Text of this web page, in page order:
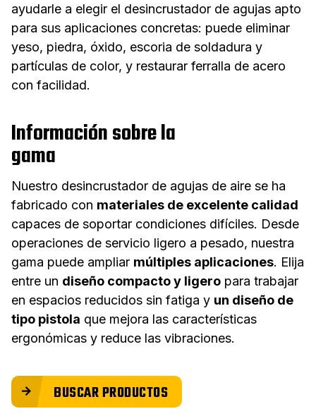
ayudarle a elegir el desincrustador de agujas apto
para sus aplicaciones concretas: puede eliminar
yeso, piedra, óxido, escoria de soldadura y
partículas de color, y restaurar ferralla de acero
con facilidad.
Información sobre la
gama
Nuestro desincrustador de agujas de aire se ha
fabricado con materiales de excelente calidad
capaces de soportar condiciones difíciles. Desde
operaciones de servicio ligero a pesado, nuestra
gama puede ampliar múltiples aplicaciones. Elija
entre un diseño compacto y ligero para trabajar
en espacios reducidos sin fatiga y un diseño de
tipo pistola que mejora las características
ergonómicas y reduce las vibraciones.
BUSCAR PRODUCTOS